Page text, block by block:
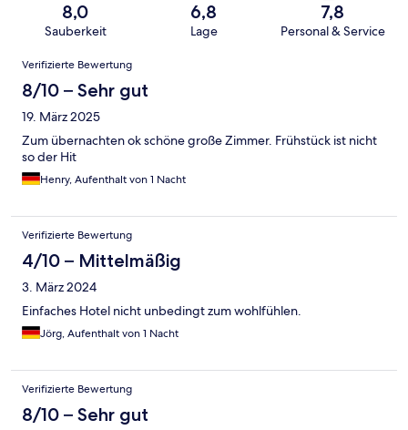
8,0
Sauberkeit
6,8
Lage
7,8
Personal & Service
Bewertungen
Verifizierte Bewertung
8/10 – Sehr gut
19. März 2025
Zum übernachten ok schöne große Zimmer. Frühstück ist nicht
so der Hit
Henry, Aufenthalt von 1 Nacht
Verifizierte Bewertung
4/10 – Mittelmäßig
3. März 2024
Einfaches Hotel nicht unbedingt zum wohlfühlen.
Jörg, Aufenthalt von 1 Nacht
Verifizierte Bewertung
8/10 – Sehr gut